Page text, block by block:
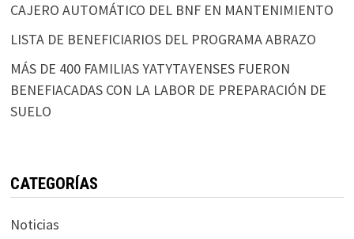
CAJERO AUTOMÁTICO DEL BNF EN MANTENIMIENTO
LISTA DE BENEFICIARIOS DEL PROGRAMA ABRAZO
MÁS DE 400 FAMILIAS YATYTAYENSES FUERON
BENEFIACADAS CON LA LABOR DE PREPARACIÓN DE
SUELO
CATEGORÍAS
Noticias